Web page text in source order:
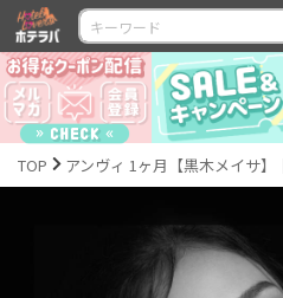
TOP アンヴィ 1ヶ月【黒木メイサ